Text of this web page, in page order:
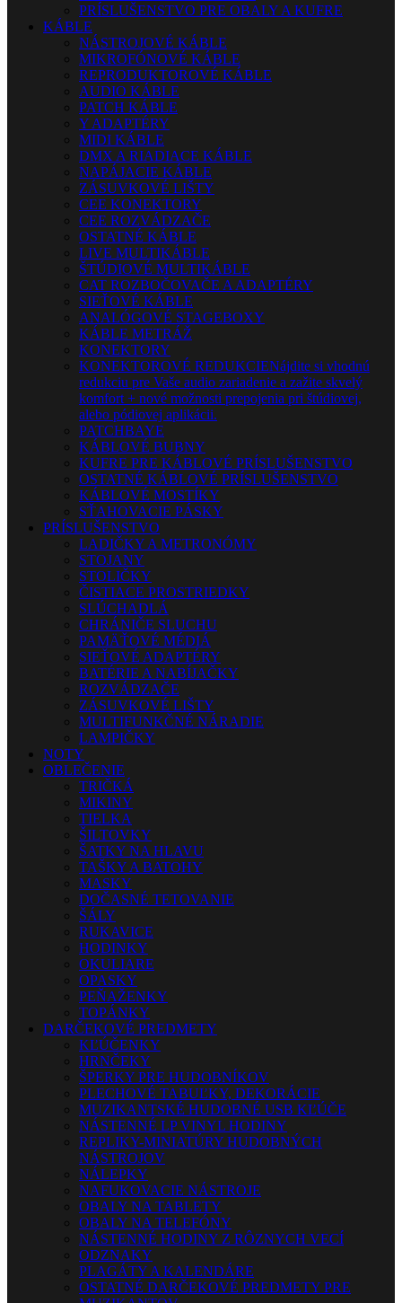
PRÍSLUŠENSTVO PRE OBALY A KUFRE
KÁBLE
NÁSTROJOVÉ KÁBLE
MIKROFÓNOVÉ KÁBLE
REPRODUKTOROVÉ KÁBLE
AUDIO KÁBLE
PATCH KÁBLE
Y ADAPTÉRY
MIDI KÁBLE
DMX A RIADIACE KÁBLE
NAPÁJACIE KÁBLE
ZÁSUVKOVÉ LIŠTY
CEE KONEKTORY
CEE ROZVÁDZAČE
OSTATNÉ KÁBLE
LIVE MULTIKÁBLE
ŠTÚDIOVÉ MULTIKÁBLE
CAT ROZBOČOVAČE A ADAPTÉRY
SIEŤOVÉ KÁBLE
ANALÓGOVÉ STAGEBOXY
KÁBLE METRÁŽ
KONEKTORY
KONEKTOROVÉ REDUKCIENájdite si vhodnú
redukciu pre Vaše audio zariadenie a zažite skvelý
komfort + nové možnosti prepojenia pri štúdiovej,
alebo pódiovej aplikácii.
PATCHBAYE
KÁBLOVÉ BUBNY
KUFRE PRE KÁBLOVÉ PRÍSLUŠENSTVO
OSTATNÉ KÁBLOVÉ PRÍSLUŠENSTVO
KÁBLOVÉ MOSTÍKY
SŤAHOVACIE PÁSKY
PRÍSLUŠENSTVO
LADIČKY A METRONÓMY
STOJANY
STOLIČKY
ČISTIACE PROSTRIEDKY
SLÚCHADLÁ
CHRÁNIČE SLUCHU
PAMÄŤOVÉ MÉDIÁ
SIEŤOVÉ ADAPTÉRY
BATÉRIE A NABÍJAČKY
ROZVÁDZAČE
ZÁSUVKOVÉ LIŠTY
MULTIFUNKČNÉ NÁRADIE
LAMPIČKY
NOTY
OBLEČENIE
TRIČKÁ
MIKINY
TIELKA
ŠILTOVKY
ŠATKY NA HLAVU
TAŠKY A BATOHY
MASKY
DOČASNÉ TETOVANIE
ŠÁLY
RUKAVICE
HODINKY
OKULIARE
OPASKY
PEŇAŽENKY
TOPÁNKY
DARČEKOVÉ PREDMETY
KĽÚČENKY
HRNČEKY
ŠPERKY PRE HUDOBNÍKOV
PLECHOVÉ TABUĽKY, DEKORÁCIE
MUZIKANTSKÉ HUDOBNÉ USB KĽÚČE
NÁSTENNÉ LP VINYL HODINY
REPLIKY-MINIATÚRY HUDOBNÝCH
NÁSTROJOV
NÁLEPKY
NAFUKOVACIE NÁSTROJE
OBALY NA TABLETY
OBALY NA TELEFÓNY
NÁSTENNÉ HODINY Z RÔZNYCH VECÍ
ODZNAKY
PLAGÁTY A KALENDÁRE
OSTATNÉ DARČEKOVÉ PREDMETY PRE